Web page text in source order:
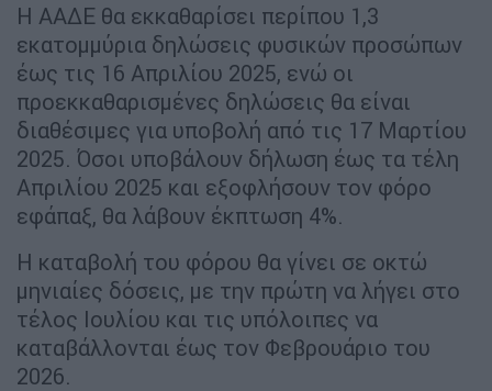
Η ΑΑΔΕ θα εκκαθαρίσει περίπου 1,3
εκατομμύρια δηλώσεις φυσικών προσώπων
έως τις 16 Απριλίου 2025, ενώ οι
προεκκαθαρισμένες δηλώσεις θα είναι
διαθέσιμες για υποβολή από τις 17 Μαρτίου
2025. Όσοι υποβάλουν δήλωση έως τα τέλη
Απριλίου 2025 και εξοφλήσουν τον φόρο
εφάπαξ, θα λάβουν έκπτωση 4%.
Η καταβολή του φόρου θα γίνει σε οκτώ
μηνιαίες δόσεις, με την πρώτη να λήγει στο
τέλος Ιουλίου και τις υπόλοιπες να
καταβάλλονται έως τον Φεβρουάριο του
2026.